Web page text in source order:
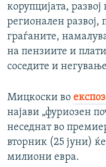
корупцијата,
регионален
граѓаните,
на пензиите и
соседите и
Мицкоски во
најави „фуриозен
неседнат во
вторник (25 јуни)
милиони евра.